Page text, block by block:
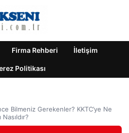
Firma Rehberi İletişim
Politikası
Bilmeniz Gerekenler? KKTC’ye Ne